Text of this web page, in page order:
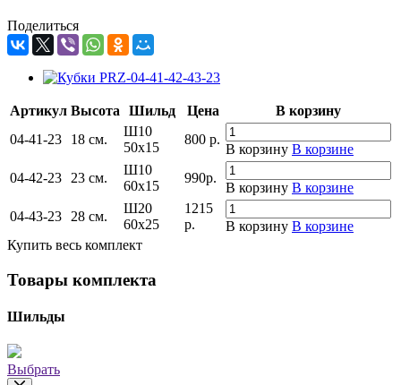
Поделиться
Артикул Высота Шильд Цена
В корзину
04-41-23
18 см.
Ш10
50x15
800 р.
В корзину В корзине
04-42-23
23 см.
Ш10
60x15
990р.
В корзину В корзине
04-43-23
28 см.
Ш20
60x25
1215
р.
В корзину В корзине
Купить весь комплект
Товары комплекта
Шильды
Выбрать